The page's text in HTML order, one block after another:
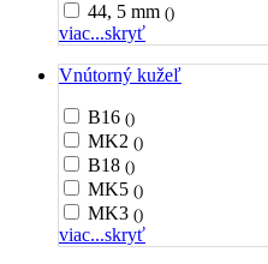
44, 5 mm ()
viac...skryť
Vnútorný kužeľ
B16 ()
MK2 ()
B18 ()
MK5 ()
MK3 ()
viac...skryť